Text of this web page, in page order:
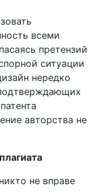
всеми
претензий
ситуации
нередко
авторства не
не вправе